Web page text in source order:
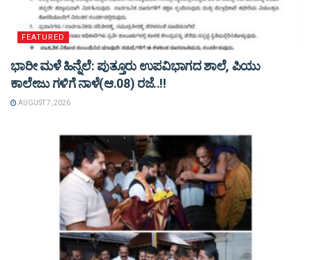
FEATURED
ಭಾರೀ ಮಳೆ ಹಿನ್ನೆಲೆ: ಪುತ್ತೂರು ಉಪವಿಭಾಗದ ಶಾಲೆ, ಪಿಯು
ಕಾಲೇಜು ಗಳಿಗೆ ನಾಳೆ(ಆ.08) ರಜೆ..!!
AUGUST 7, 2026